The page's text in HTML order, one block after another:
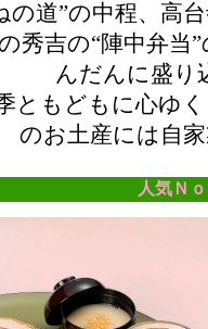
の道”の中程、高
秀吉の“陣中弁
んだんに盛り
ともどもに心ゆ
のお土産には自
人気Ｎ